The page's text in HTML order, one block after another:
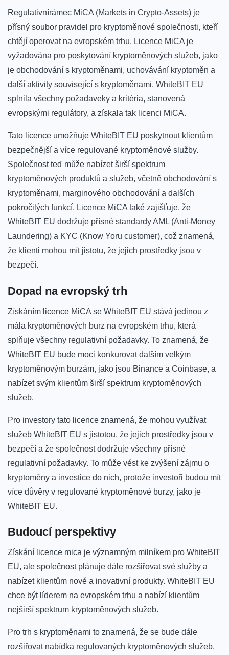
Regulativnírámec MiCA (Markets ‍in Crypto-Assets) ‍je
přísný soubor pravidel pro kryptoměnové společnosti, kteří
chtějí operovat na evropském trhu. Licence‍ MiCA je
vyžadována ⁤pro poskytování kryptoměnových služeb,⁣ jako
je‌ obchodování s kryptoměnami, uchovávání kryptoměn a
další aktivity související s kryptoměnami. WhiteBIT EU​
splnila všechny požadaveky a kritéria, stanovená
evropskými regulátory, a⁣ získala tak licenci MiCA.
Tato licence umožňuje WhiteBIT EU ⁣poskytnout klientům
bezpečnější a více regulované⁣ kryptoměnové služby.
Společnost teď může⁣ nabízet širší ⁢spektrum
kryptoměnových produktů a ⁤služeb, včetně obchodování s
⁣kryptoměnami, marginového obchodování a dalších
pokročilých funkcí. Licence MiCA také zajišťuje, že
WhiteBIT EU dodržuje ​přísné standardy AML (Anti-Money
Laundering) a ‌KYC (Know Yoru customer), což znamená,
že klienti mohou mít jistotu, že‍ jejich prostředky‍ jsou v
bezpečí.
Dopad ⁣na evropský trh
Získáním​ licence MiCA ‍se WhiteBIT EU stává jedinou z
mála kryptoměnových burz na evropském trhu, která
splňuje ⁤všechny regulativní požadavky. To ⁤znamená, že
WhiteBIT EU bude moci konkurovat dalším​ velkým ​
kryptoměnovým burzám, jako jsou Binance a Coinbase,‌ a
nabízet svým klientům širší spektrum kryptoměnových
služeb.
Pro ⁢investory tato licence znamená, že mohou ‍využívat
služeb WhiteBIT EU s jistotou, že jejich prostředky jsou v
bezpečí a že ‌společnost dodržuje všechny přísné
regulativní požadavky.​ To může‍ vést ‍ke zvýšení zájmu ​o
kryptoměny a investice do nich, protože investoři budou mít
více důvěry v regulované kryptoměnové burzy, jako je
WhiteBIT EU.
Budoucí perspektivy
Získání licence mica je významným milníkem pro WhiteBIT
EU, ale společnost plánuje dále rozšiřovat své⁢ služby⁢ a
nabízet klientům nové a inovativní produkty. WhiteBIT EU
chce být líderem⁢ na evropském trhu a nabízí‌ klientům
nejširší ‍spektrum kryptoměnových služeb.
Pro trh s⁤ kryptoměnami​ to znamená, že​ se bude dále
rozšiřovat nabídka ⁢regulovaných kryptoměnových služeb,